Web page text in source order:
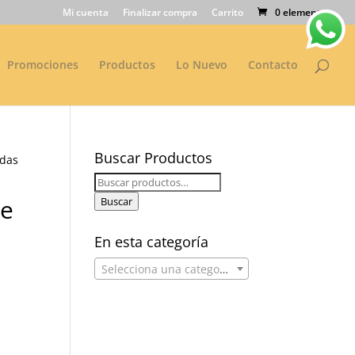
Mi cuenta Finalizar compra Carrito 0 elementos
Promociones Productos Lo Nuevo Contacto
Buscar Productos
Buscar
por:
Buscar
En esta categoría
Selecciona una categoría